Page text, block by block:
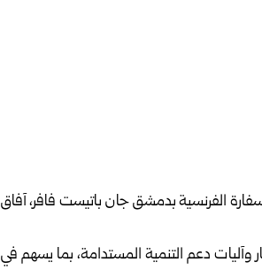
الفرنسية بدمشق جان باتيست فافر، آفاق
وآليات دعم التنمية المستدامة، بما يسهم في